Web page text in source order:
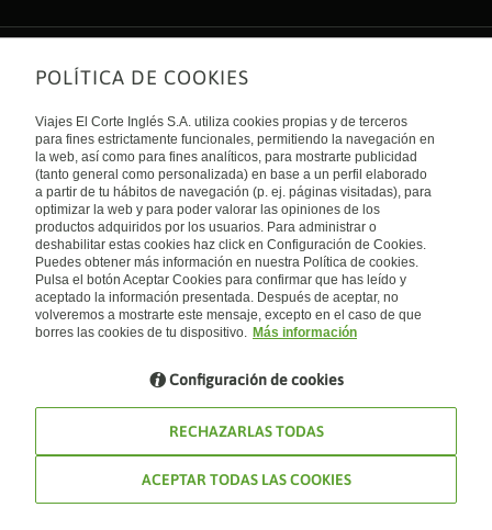
Sobre nosotros
Quiénes somos
Financiación
Sostenibilidad
Turismo accesible
Tarjeta El Corte Inglés
Trabaja con nosotros
El Corte Inglés
Canal Ético
Enlaces de interés
Guías de viaje
Catálogos
Auto check-in
Condiciones Generales
Política de privacidad
Política de cookies
Accesibilidad
Empresas/ Grupos
Internacional
España
Visita nuestro blog
Blog de Viajes el Corte inglés
POLÍTICA DE COOKIES
Viajes El Corte Inglés S.A. utiliza cookies propias y de terceros
para fines estrictamente funcionales, permitiendo la navegación en
la web, así como para fines analíticos, para mostrarte publicidad
(tanto general como personalizada) en base a un perfil elaborado
a partir de tu hábitos de navegación (p. ej. páginas visitadas), para
optimizar la web y para poder valorar las opiniones de los
productos adquiridos por los usuarios. Para administrar o
deshabilitar estas cookies haz click en Configuración de Cookies.
Puedes obtener más información en nuestra Política de cookies.
Pulsa el botón Aceptar Cookies para confirmar que has leído y
aceptado la información presentada. Después de aceptar, no
volveremos a mostrarte este mensaje, excepto en el caso de que
borres las cookies de tu dispositivo. Más información
Configuración de cookies
RECHAZARLAS TODAS
ACEPTAR TODAS LAS COOKIES